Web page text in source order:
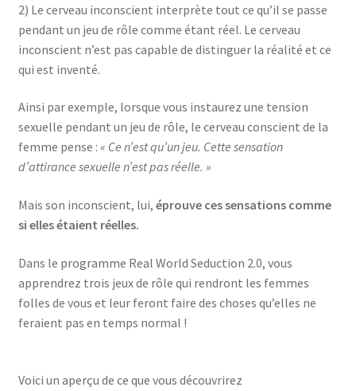
2) Le cerveau inconscient interprète tout ce qu’il se passe
pendant un jeu de rôle comme étant réel. Le cerveau
inconscient n’est pas capable de distinguer la réalité et ce
qui est inventé.
Ainsi par exemple, lorsque vous instaurez une tension
sexuelle pendant un jeu de rôle, le cerveau conscient de la
femme pense : « Ce n’est qu’un jeu. Cette sensation
d’attirance sexuelle n’est pas réelle. »
Mais son inconscient, lui, éprouve ces sensations comme
si elles étaient réelles.
Dans le programme Real World Seduction 2.0, vous
apprendrez trois jeux de rôle qui rendront les femmes
folles de vous et leur feront faire des choses qu’elles ne
feraient pas en temps normal !
Voici un aperçu de ce que vous découvrirez